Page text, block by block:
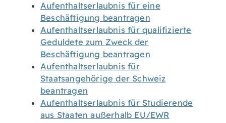
Aufenthaltserlaubnis für eine
Beschäftigung beantragen
Aufenthaltserlaubnis für qualifizierte
Geduldete zum Zweck der
Beschäftigung beantragen
Aufenthaltserlaubnis für
Staatsangehörige der Schweiz
beantragen
Aufenthaltserlaubnis für Studierende
aus Staaten außerhalb EU/EWR